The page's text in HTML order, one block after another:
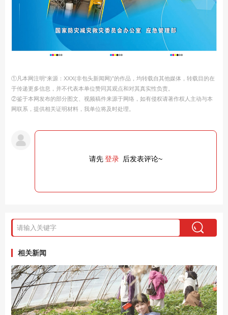
①凡本网注明“来源：XXX(非包头新闻网)”的作品，均转载自其他媒体，转载目的在
于传递更多信息，并不代表本单位赞同其观点和对其真实性负责。
②鉴于本网发布的部分图文、视频稿件来源于网络，如有侵权请著作权人主动与本
网联系，提供相关证明材料，我单位将及时处理。
请先登录 后发表评论~
相关新闻